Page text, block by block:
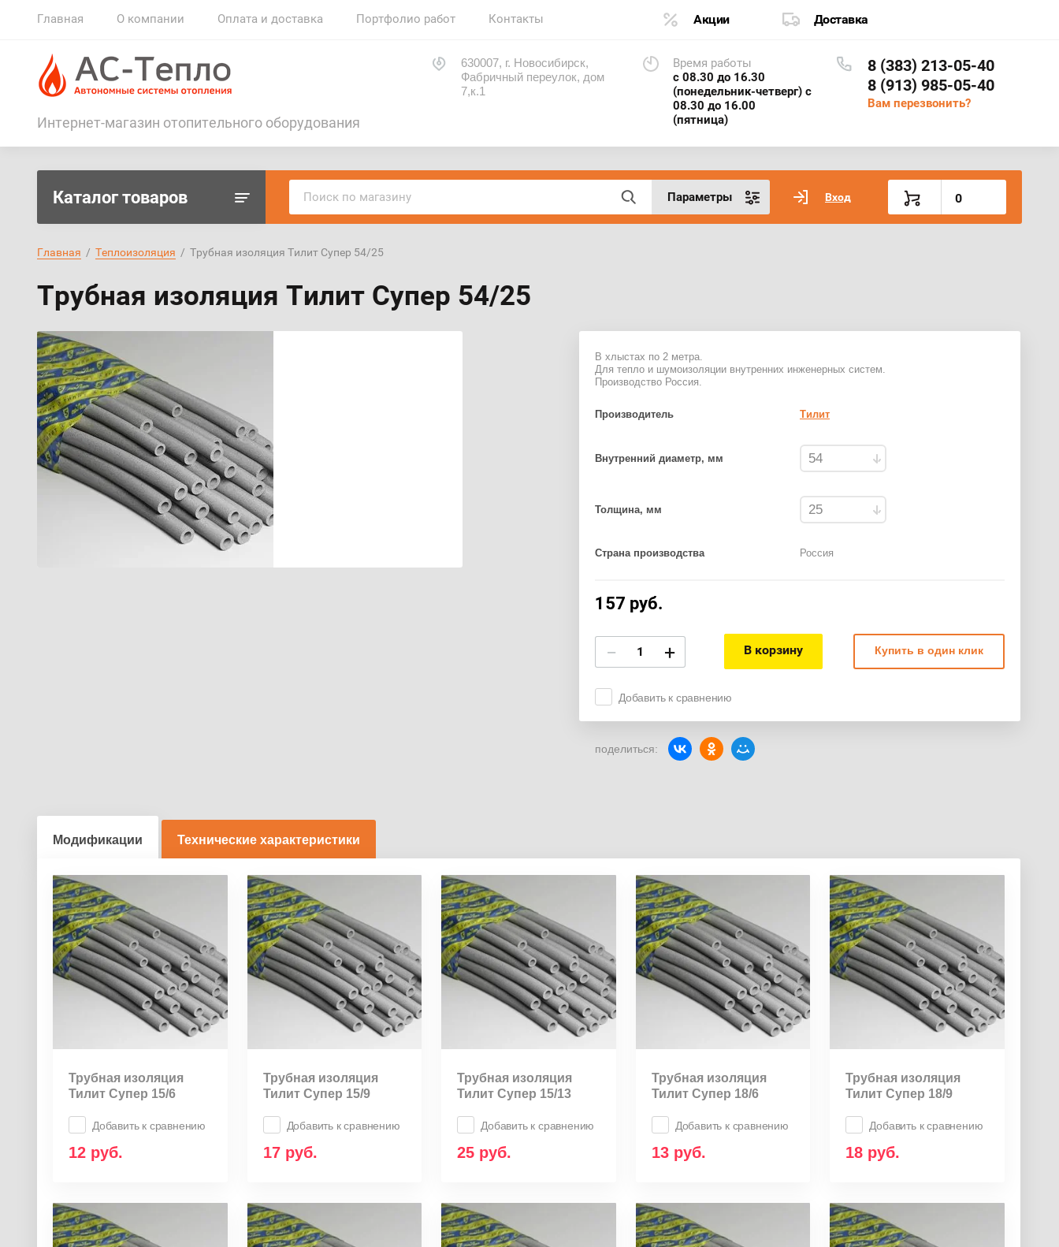
Главная О компании Оплата и доставка Портфолио работ Контакты Акции Доставка
Интернет-магазин отопительного оборудования
630007, г. Новосибирск,
Фабричный переулок, дом
7,к.1
Время работы
с 08.30 до 16.30
(понедельник-четверг) с
08.30 до 16.00
(пятница)
8 (383) 213-05-40
8 (913) 985-05-40
Вам перезвонить?
Каталог товаров Параметры Вход 0
Главная
  /
Теплоизоляция
  /  Трубная изоляция Тилит Супер 54/25
Трубная изоляция Тилит Супер 54/25
В хлыстах по 2 метра.
Для тепло и шумоизоляции внутренних инженерных систем.
Производство Россия.
Производитель Тилит
Внутренний диаметр, мм
Толщина, мм
Страна производства Россия
157 руб.
− + В корзину Купить в один клик
Добавить к сравнению
поделиться:
Модификации Технические характеристики
Трубная изоляция
Тилит Супер 15/6
Добавить к сравнению
12 руб.
Трубная изоляция
Тилит Супер 15/9
Добавить к сравнению
17руб.
Трубная изоляция
Тилит Супер 15/13
Добавить к сравнению
25 руб.
Трубная изоляция
Тилит Супер 18/6
Добавить к сравнению
13руб.
Трубная изоляция
Тилит Супер 18/9
Добавить к сравнению
18 руб.